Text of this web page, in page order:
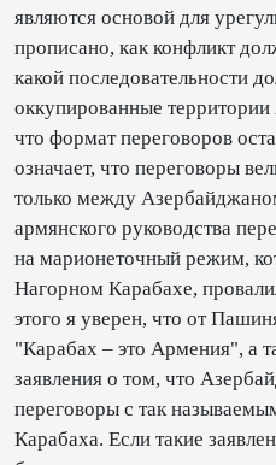
являются основой для
прописано, как конфликт
какой последовательности
оккупированные
что формат переговоров
означает, что переговоры
только между
армянского руководства
на марионеточный режим,
Нагорном Карабахе,
этого я уверен, что от
"Карабах – это Армения", а
заявления о том, что
переговоры с так
Карабаха. Если такие